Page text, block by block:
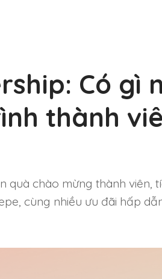
Có gì
thành
quà chào mừng thành viên,
cùng nhiều ưu đãi hấp